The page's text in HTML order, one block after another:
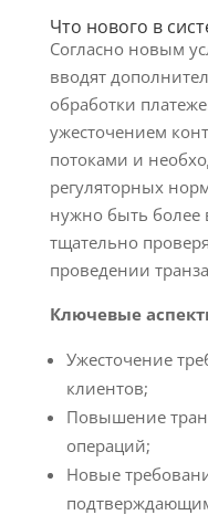
Что нового в
Согласно новым
вводят
обработки
ужесточением
потоками и
регуляторных
нужно быть
тщательно
проведении
Ключевые
Ужесточение
клиентов;
Повышение
операций;
Новые